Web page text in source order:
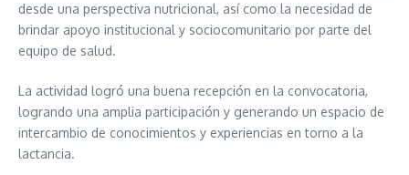
desde una perspectiva nutricional, así como la necesidad de
brindar apoyo institucional y sociocomunitario por parte del
equipo de salud.
La actividad logró una buena recepción en la convocatoria,
logrando una amplia participación y generando un espacio de
intercambio de conocimientos y experiencias en torno a la
lactancia.